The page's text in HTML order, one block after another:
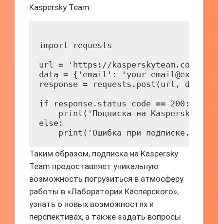
Kaspersky Team:
import requests
url = 'https://kasperskyteam.com/
data = {'email':
response = requests.post(url,
if response.status_code == 200:
print('Подписка на Kaspersky
else:
Таким образом, подписка на Kaspersky
Team предоставляет уникальную
возможность погрузиться в атмосферу
работы в «Лаборатории Касперского»,
узнать о новых возможностях и
перспективах, а также задать вопросы